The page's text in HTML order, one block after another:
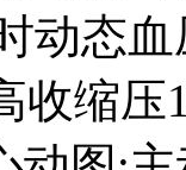
动态
收缩